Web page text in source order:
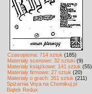
Czasopisma: 714 sztuk (185)
Materiały scenowe: 32 sztuki (9)
Materiały książkowe: 141 sztuk (55)
Materiały firmowe: 27 sztuk (20)
Materiały o grach: 351 sztuk (211)
Spiżarnia Voya na Chomikuj.pl
Bajtek Redux